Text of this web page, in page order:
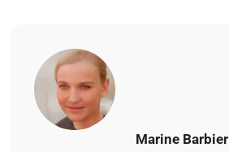
Marine Barbier